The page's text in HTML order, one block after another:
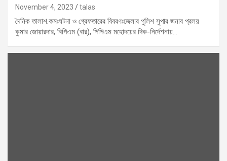
November 4, 2023 talas
দৈনিক তালাশ.কমঃঘটনা ও গ্রেফতারের বিবরণঃজেলার পুলিশ সুপার জনাব প্রলয়
কুমার জোয়ারদার, বিপিএম (বার), পিপিএম মহোদয়ের দিক-নির্দেশনায়…